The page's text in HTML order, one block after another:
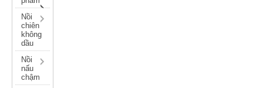
Nồi
chiên
không
dầu
Nồi
nấu
chậm